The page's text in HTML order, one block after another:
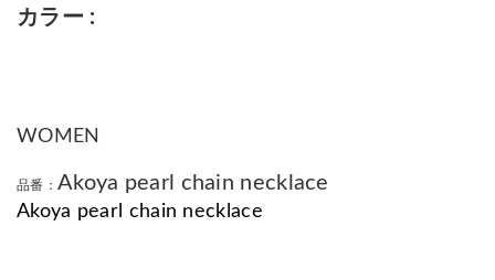
カラー
WOMEN
品番： Akoya pearl chain necklace
Akoya pearl chain necklace